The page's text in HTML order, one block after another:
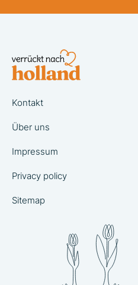
Kontakt
Über uns
Impressum
Privacy policy
Sitemap